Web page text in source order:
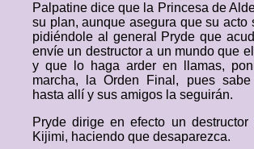
Palpatine dice que la Princesa de
su plan, aunque asegura que su acto
pidiéndole al general Pryde que
envíe un destructor a un mundo que
y que lo haga arder en llamas,
marcha, la Orden Final, pues
hasta allí y sus amigos la seguirán.
Pryde dirige en efecto un destructor
Kijimi, haciendo que desaparezca.